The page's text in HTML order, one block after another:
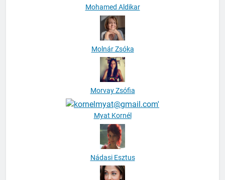
Mohamed Aldikar
Molnár Zsóka
Morvay Zsófia
Myat Kornél
Nádasi Esztus